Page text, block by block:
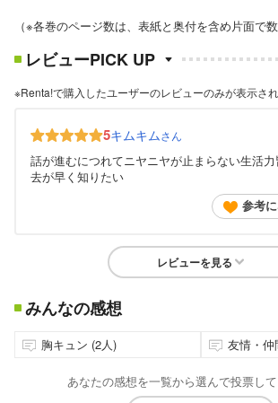
（※各巻のページ数は、表紙と奥付を含め片面で数
レビューPICK UP
※Renta!で購入したユーザーのレビューのみが表示さ
5キムキムさん
話が進むにつれてニヤニヤが止まらない生活
去が早く知りたい
参考
レビューを見る
みんなの感想
胸キュン (2人) 友情・仲
あなたの感想を一覧から選んで投票して